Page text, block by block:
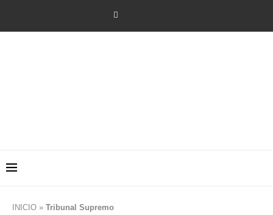
INICIO » Tribunal Supremo